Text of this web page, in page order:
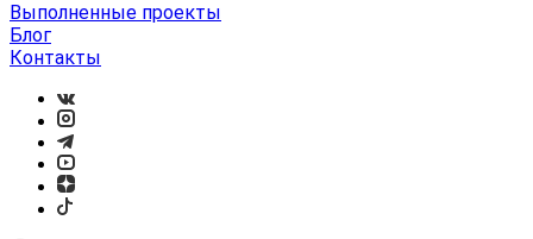
Выполненные проекты
Блог
Контакты